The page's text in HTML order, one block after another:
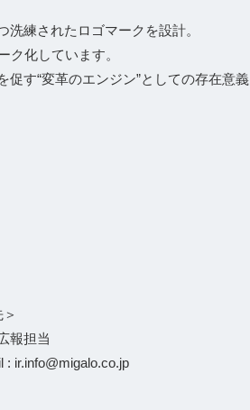
練されたロゴマークを設計。
ク化しています。
す“変革のエンジン”としての存在意義
報担当